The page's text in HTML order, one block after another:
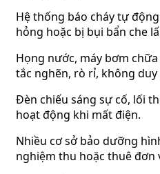
Hệ thống báo cháy tự
hỏng hoặc bị bụi bẩn che
Họng nước, máy bơm
tắc nghẽn, rò rỉ, không
Đèn chiếu sáng sự cố, lối
hoạt động khi mất điện.
Nhiều cơ sở bảo dưỡng
nghiệm thu hoặc thuê đơn